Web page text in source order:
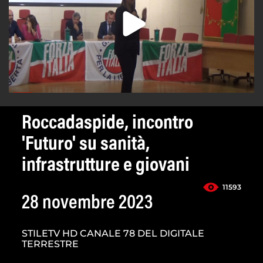
Roccadaspide, incontro
'Futuro' su sanità,
infrastrutture e giovani
11593
28 novembre 2023
STILETV HD CANALE 78 DEL DIGITALE
TERRESTRE